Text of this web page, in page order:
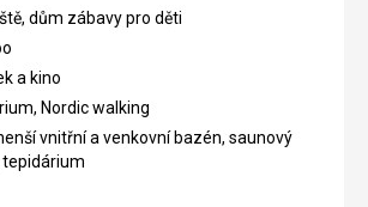
dům zábavy pro děti
a kino
Nordic walking
vnitřní a venkovní bazén, saunový
tepidárium